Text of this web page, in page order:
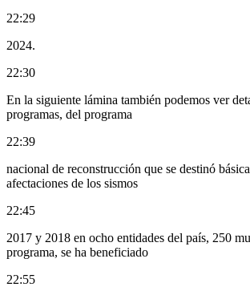
22:29
2024.
22:30
En la siguiente lámina también podemos ver
programas, del programa
22:39
nacional de reconstrucción que se destinó
afectaciones de los sismos
22:45
2017 y 2018 en ocho entidades del país, 250
programa, se ha beneficiado
22:55